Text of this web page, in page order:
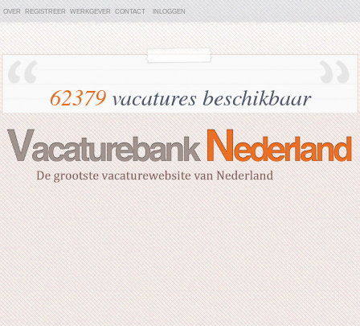
OVER REGISTREER WERKGEVER CONTACT INLOGGEN
62379vacatures beschikbaar